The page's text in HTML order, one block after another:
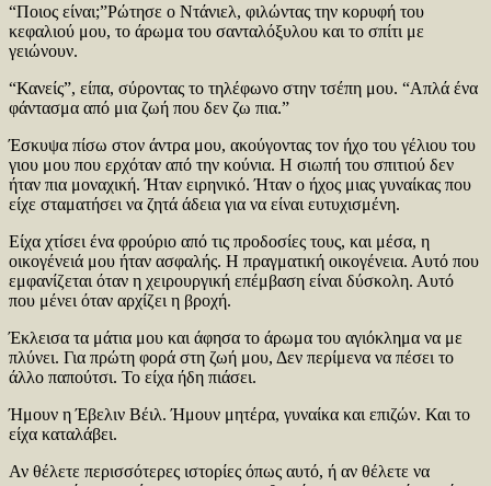
“Ποιος είναι;”Ρώτησε ο Ντάνιελ, φιλώντας την κορυφή του
κεφαλιού μου, το άρωμα του σανταλόξυλου και το σπίτι με
γειώνουν.
“Κανείς”, είπα, σύροντας το τηλέφωνο στην τσέπη μου. “Απλά ένα
φάντασμα από μια ζωή που δεν ζω πια.”
Έσκυψα πίσω στον άντρα μου, ακούγοντας τον ήχο του γέλιου του
γιου μου που ερχόταν από την κούνια. Η σιωπή του σπιτιού δεν
ήταν πια μοναχική. Ήταν ειρηνικό. Ήταν ο ήχος μιας γυναίκας που
είχε σταματήσει να ζητά άδεια για να είναι ευτυχισμένη.
Είχα χτίσει ένα φρούριο από τις προδοσίες τους, και μέσα, η
οικογένειά μου ήταν ασφαλής. Η πραγματική οικογένεια. Αυτό που
εμφανίζεται όταν η χειρουργική επέμβαση είναι δύσκολη. Αυτό
που μένει όταν αρχίζει η βροχή.
Έκλεισα τα μάτια μου και άφησα το άρωμα του αγιόκλημα να με
πλύνει. Για πρώτη φορά στη ζωή μου, Δεν περίμενα να πέσει το
άλλο παπούτσι. Το είχα ήδη πιάσει.
Ήμουν η Έβελιν Βέιλ. Ήμουν μητέρα, γυναίκα και επιζών. Και το
είχα καταλάβει.
Αν θέλετε περισσότερες ιστορίες όπως αυτό, ή αν θέλετε να